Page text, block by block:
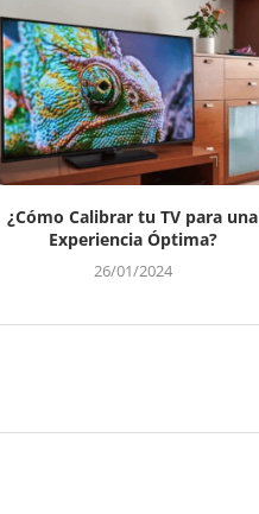
¿Cómo Calibrar tu TV para una
Experiencia Óptima?
26/01/2024